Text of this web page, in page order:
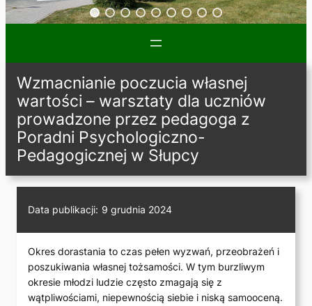
Wzmacnianie poczucia własnej
wartości – warsztaty dla uczniów
prowadzone przez pedagoga z
Poradni Psychologiczno-
Pedagogicznej w Słupcy
Data publikacji: 9 grudnia 2024
Okres dorastania to czas pełen wyzwań, przeobrażeń i
poszukiwania własnej tożsamości. W tym burzliwym
okresie młodzi ludzie często zmagają się z
wątpliwościami, niepewnością siebie i niską samooceną.